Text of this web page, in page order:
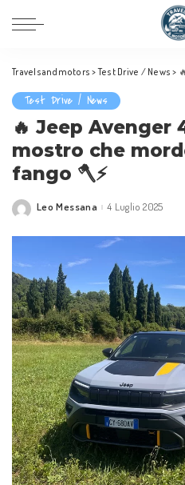
Travelsandmotors >Test Drive / News >
Test Drive / News
🔥 Jeep Avenger
mostro che
fango 🪓⚡
Posted
Leo Messana 4 Luglio 2025